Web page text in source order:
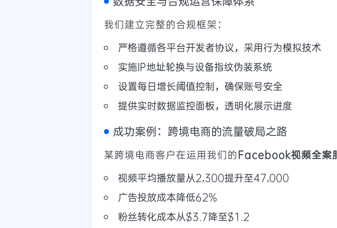
我们建立完整的合规框架：
严格遵循各平台开发者协议，采用行为模拟技术
实施IP地址轮换与设备指纹伪装系统
设置每日增长阈值控制，确保账号安全
提供实时数据监控面板，透明化展示进度
成功案例：跨境电商的流量破局之路
某跨境电商客户在运用我们的Facebook视频全案
视频平均播放量从2,300提升至47,000
广告投放成本降低62%
粉丝转化成本从$3.7降至$1.2